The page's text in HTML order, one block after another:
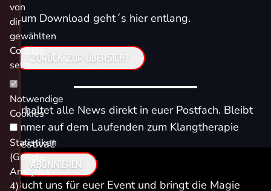
Zum Download geht´s hier entlang.
ZURÜCK ZUR ÜBERSICHT
Erhaltet alle News direkt in euer Postfach. Bleibt
immer auf dem Laufenden zum Klangtherapie
Festival!
ABONNIEREN
Bucht uns für euer Event und bringt die Magie
von
dir
gewählten
Cookies
setzen.
Notwendige
Cookies
Statistiken
(Google
Analytics
4)